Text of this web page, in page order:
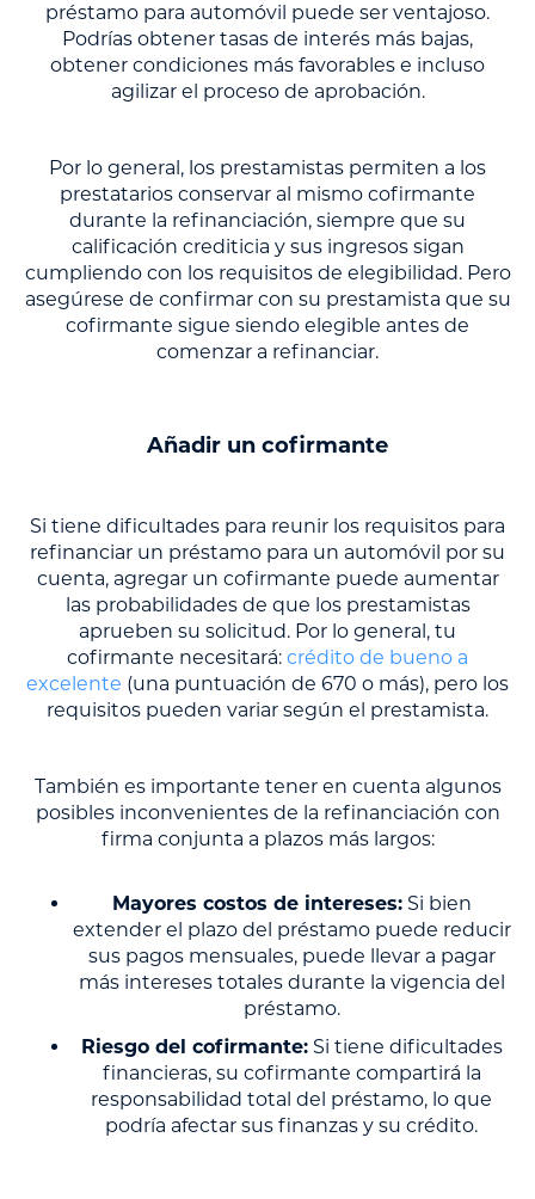
préstamo para automóvil puede ser ventajoso.
Podrías obtener tasas de interés más bajas,
obtener condiciones más favorables e incluso
agilizar el proceso de aprobación.
Por lo general, los prestamistas permiten a los
prestatarios conservar al mismo cofirmante
durante la refinanciación, siempre que su
calificación crediticia y sus ingresos sigan
cumpliendo con los requisitos de elegibilidad. Pero
asegúrese de confirmar con su prestamista que su
cofirmante sigue siendo elegible antes de
comenzar a refinanciar.
Añadir un cofirmante
Si tiene dificultades para reunir los requisitos para
refinanciar un préstamo para un automóvil por su
cuenta, agregar un cofirmante puede aumentar
las probabilidades de que los prestamistas
aprueben su solicitud. Por lo general, tu
cofirmante necesitará: crédito de bueno a
excelente (una puntuación de 670 o más), pero los
requisitos pueden variar según el prestamista.
También es importante tener en cuenta algunos
posibles inconvenientes de la refinanciación con
firma conjunta a plazos más largos:
Mayores costos de intereses:Si bien
extender el plazo del préstamo puede reducir
sus pagos mensuales, puede llevar a pagar
más intereses totales durante la vigencia del
préstamo.
Riesgo del cofirmante:Si tiene dificultades
financieras, su cofirmante compartirá la
responsabilidad total del préstamo, lo que
podría afectar sus finanzas y su crédito.